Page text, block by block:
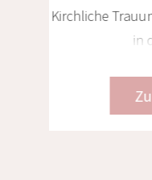
Tiroler
Transfer